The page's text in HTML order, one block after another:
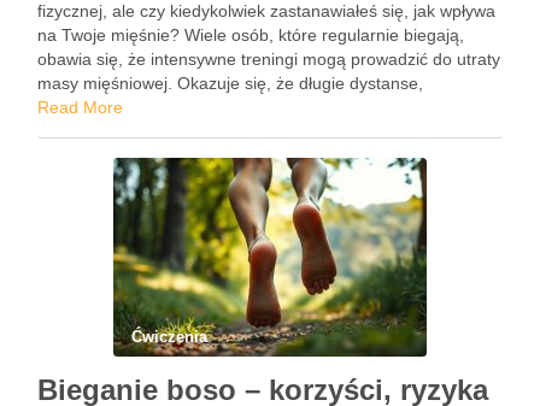
fizycznej, ale czy kiedykolwiek zastanawiałeś się, jak wpływa
na Twoje mięśnie? Wiele osób, które regularnie biegają,
obawia się, że intensywne treningi mogą prowadzić do utraty
masy mięśniowej. Okazuje się, że długie dystanse,
zwłaszcza przy niskim poziomie energii, mogą rzeczywiście
Read More
Ćwiczenia
Bieganie boso – korzyści, ryzyka